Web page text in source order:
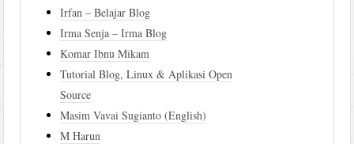
Irfan – Belajar Blog
Irma Senja – Irma Blog
Komar Ibnu Mikam
Tutorial Blog, Linux & Aplikasi Open
Source
Masim Vavai Sugianto (English)
M Harun